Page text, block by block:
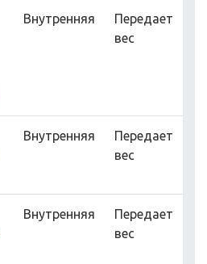
Внутренняя
Передает
вес
Внутренняя
Передает
вес
Внутренняя
Передает
вес